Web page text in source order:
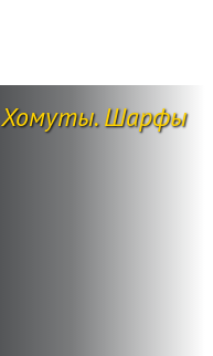
Хомуты. Шарфы